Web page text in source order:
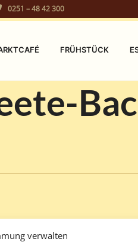
verwalten
0251 – 48 42 300
FRÜHSTÜCK